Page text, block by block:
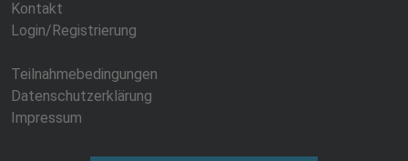
Kontakt
Login/Registrierung
Teilnahmebedingungen
Datenschutzerklärung
Impressum